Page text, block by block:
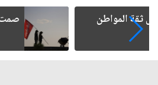
صمت الطريق بعد الأربعين